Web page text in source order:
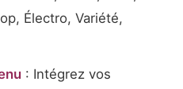
Électro, Variété,
: Intégrez vos